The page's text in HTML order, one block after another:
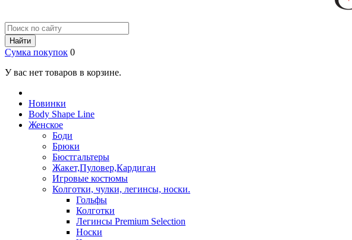
Найти
Сумка покупок 0
У вас нет товаров в корзине.
Новинки
Body Shape Line
Женское
Боди
Брюки
Бюстгальтеры
Жакет,Пуловер,Кардиган
Игровые костюмы
Колготки, чулки, легинсы, носки.
Гольфы
Колготки
Легинсы Premium Selection
Носки